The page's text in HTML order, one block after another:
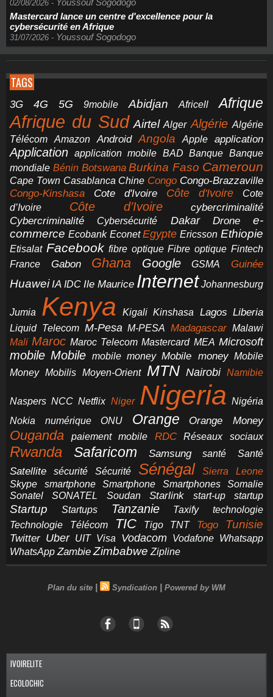
02/08/2026 - Youssouf Sogodogo
Mastercard lance un centre d'excellence pour la
cybersécurité en Afrique
31/07/2026 - Youssouf Sogodogo
TAGS
3G 4G 5G 9mobile Abidjan Africell Afrique
Afrique du Sud Airtel Alger Algérie Algérie
Télécom
Amazon Android Angola Apple application
Application application mobile BAD Banque Banque
mondiale Bénin Botswana Burkina Faso Cameroun
Cape Town Casablanca Chine Congo Congo-Brazzaville
Congo-Kinshasa Cote d'Ivoire Côte d'Ivoire
Cote
d’Ivoire
Côte d’Ivoire
cybercriminalité
Cybercriminalité
Cybersécurité Dakar Drone
e-
commerce Ecobank Econet Egypte Ericsson Ethiopie
Etisalat Facebook fibre optique Fibre optique Fintech
France
Gabon Ghana Google GSMA Guinée
Huawei IA IDC Ile Maurice Internet Johannesburg
Jumia Kenya Kigali Kinshasa Lagos Liberia
Liquid Telecom M-Pesa M-PESA Madagascar Malawi
Mali Maroc Maroc Telecom Mastercard MEA Microsoft
mobile Mobile mobile money Mobile money Mobile
Money Mobilis Moyen-Orient MTN Nairobi Namibie
Naspers NCC Netflix Niger Nigeria Nigéria
Nokia
numérique ONU Orange Orange Money
Ouganda paiement mobile RDC Réseaux sociaux
Rwanda Safaricom Samsung santé Santé
Satellite sécurité Sécurité Sénégal
Sierra Leone
Skype
smartphone Smartphone Smartphones
Somalie
Sonatel
SONATEL Soudan Starlink start-up startup
Startup Startups Tanzanie Taxify
technologie
Technologie
Télécom TIC Tigo TNT Togo Tunisie
Twitter Uber UIT Visa Vodacom Vodafone Whatsapp
WhatsApp Zambie Zimbabwe Zipline
Plan du site | Syndication | Powered by WM
IVOIRELITE
ECOLOCHIC